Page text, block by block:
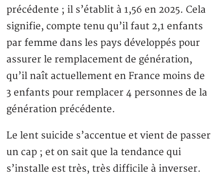
précédente ; il s’établit à 1,56 en 2025. Cela
signifie, compte tenu qu’il faut 2,1 enfants
par femme dans les pays développés pour
assurer le remplacement de génération,
qu’il naît actuellement en France moins de
3 enfants pour remplacer 4 personnes de la
génération précédente.
Le lent suicide s’accentue et vient de passer
un cap ; et on sait que la tendance qui
s’installe est très, très difficile à inverser.